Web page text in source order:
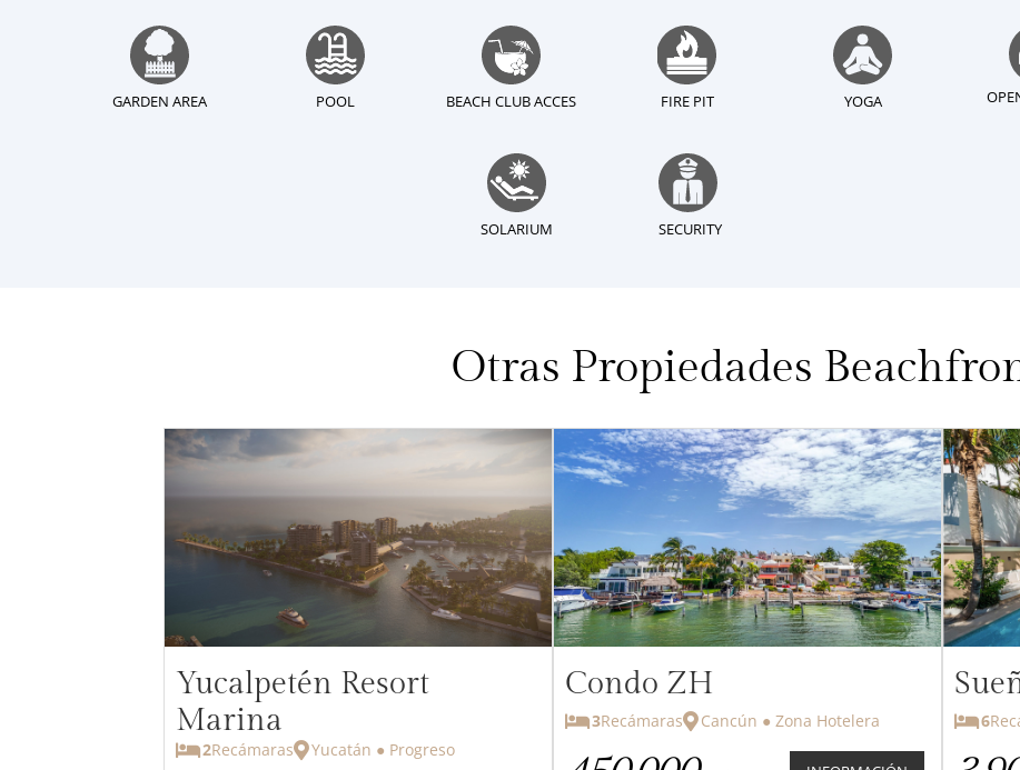
GARDEN AREA POOL BEACH CLUB ACCES FIRE PIT YOGA
SOLARIUM SECURITY
Otras Propiedades
Yucalpetén Resort
Marina
2Recámaras Yucatán ● Progreso
Condo ZH
3Recámaras Cancún ● Zona Hotelera 6